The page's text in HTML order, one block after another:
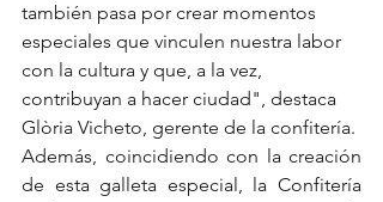
también pasa por crear momentos
especiales que vinculen nuestra labor
con la cultura y que, a la vez,
contribuyan a hacer ciudad", destaca
Glòria Vicheto, gerente de la confitería.
Además, coincidiendo con la creación
de esta galleta especial, la Confitería